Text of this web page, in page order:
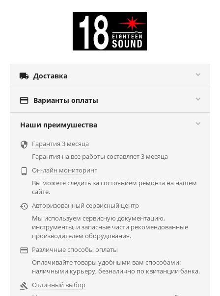
 Доставка
 Варианты оплаты
Наши преимушества
 Гарантия 3 месяца
Гарантия на все работы составляет 3 месяца

Он-лайн мониторинг
Вы можете следить за состоянием ремонта на нашем
сайте.
 Авторизованный сервисный центр
Мы используем сервисную документацию,
инструменты, и запасные части рекомендованные
производителем оборудования.
 Различные способы оплаты
Оплачивайте товары удобными вам способами:
наличными курьеру, безналично по квитанции банка.
 Отличный выбор